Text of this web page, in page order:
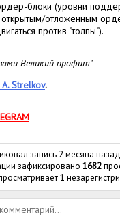
блоки (уровни
отложенным
против "толпы").
Великий профит"
A. Strelkov.
запись 2 месяца
зафиксировано 1682
1